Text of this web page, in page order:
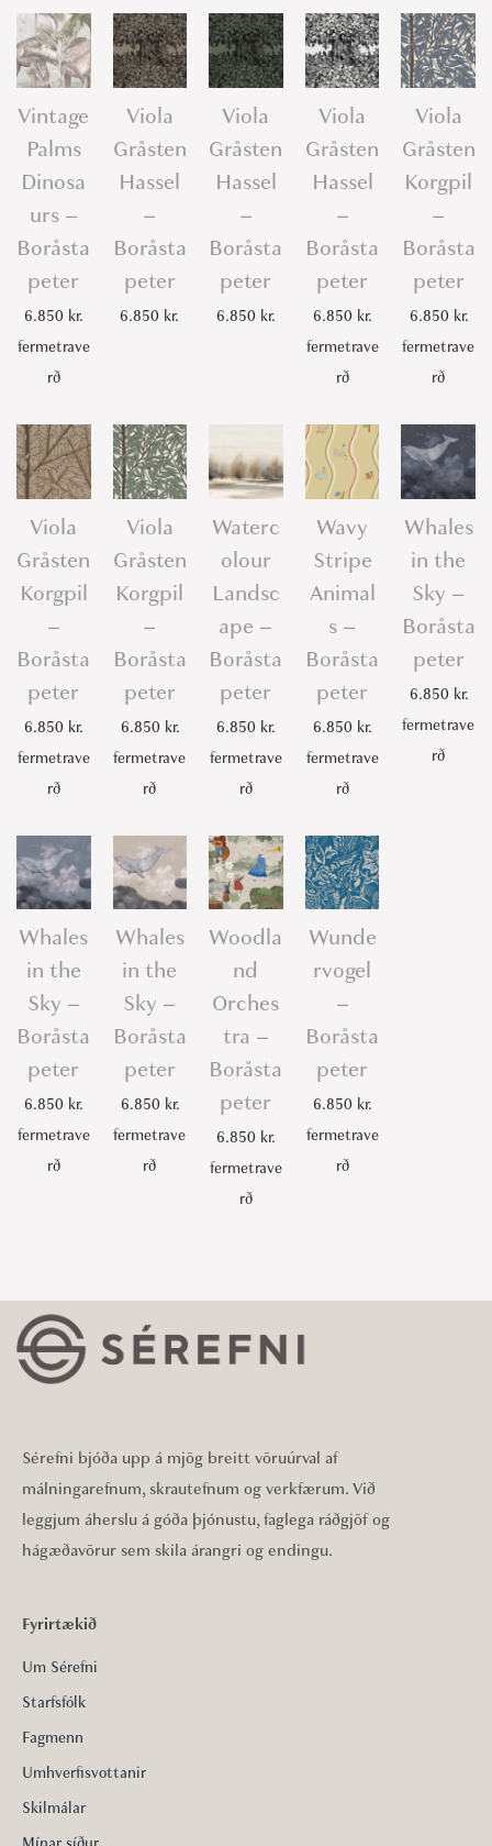
Vintage
Palms
Dinosa
urs –
Boråsta
peter
6.850 kr.
fermetrave
rð
Viola
Gråsten
Hassel
–
Boråsta
peter
6.850 kr.
Viola
Gråsten
Hassel
–
Boråsta
peter
6.850 kr.
Viola
Gråsten
Hassel
–
Boråsta
peter
6.850 kr.
fermetrave
rð
Viola
Gråsten
Korgpil
–
Boråsta
peter
6.850 kr.
fermetrave
rð
Viola
Gråsten
Korgpil
–
Boråsta
peter
6.850 kr.
fermetrave
rð
Viola
Gråsten
Korgpil
–
Boråsta
peter
6.850 kr.
fermetrave
rð
Waterc
olour
Landsc
ape –
Boråsta
peter
6.850 kr.
fermetrave
rð
Wavy
Stripe
Animal
s –
Boråsta
peter
6.850 kr.
fermetrave
rð
Whales
in the
Sky –
Boråsta
peter
6.850 kr.
fermetrave
rð
Whales
in the
Sky –
Boråsta
peter
6.850 kr.
fermetrave
rð
Whales
in the
Sky –
Boråsta
peter
6.850 kr.
fermetrave
rð
Woodla
nd
Orches
tra –
Boråsta
peter
6.850 kr.
fermetrave
rð
Wunde
rvogel
–
Boråsta
peter
6.850 kr.
fermetrave
rð
Sérefni bjóða upp á mjög breitt vöruúrval af
málningarefnum, skrautefnum og verkfærum. Við
leggjum áherslu á góða þjónustu, faglega ráðgjöf og
hágæðavörur sem skila árangri og endingu.
Fyrirtækið
Um Sérefni
Starfsfólk
Fagmenn
Umhverfisvottanir
Skilmálar